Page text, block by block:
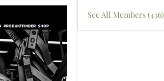
See All Members (436)